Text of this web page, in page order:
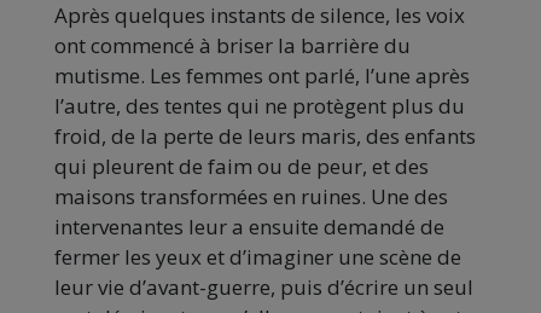
Après quelques instants de silence, les voix
ont commencé à briser la barrière du
mutisme. Les femmes ont parlé, l’une après
l’autre, des tentes qui ne protègent plus du
froid, de la perte de leurs maris, des enfants
qui pleurent de faim ou de peur, et des
maisons transformées en ruines. Une des
intervenantes leur a ensuite demandé de
fermer les yeux et d’imaginer une scène de
leur vie d’avant-guerre, puis d’écrire un seul